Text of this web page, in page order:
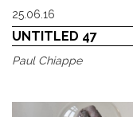
25.06.16
UNTITLED 47
Paul Chiappe